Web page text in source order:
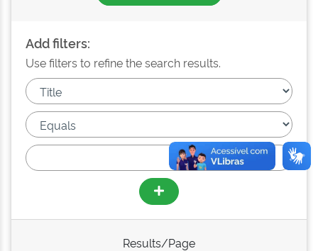
Add filters:
Use filters to refine the search results.
Results/Page